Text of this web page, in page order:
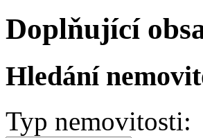
Doplňující
Hledání
Typ nemovitosti: